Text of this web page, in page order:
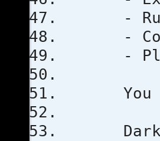
- Run
- Copy
-
You